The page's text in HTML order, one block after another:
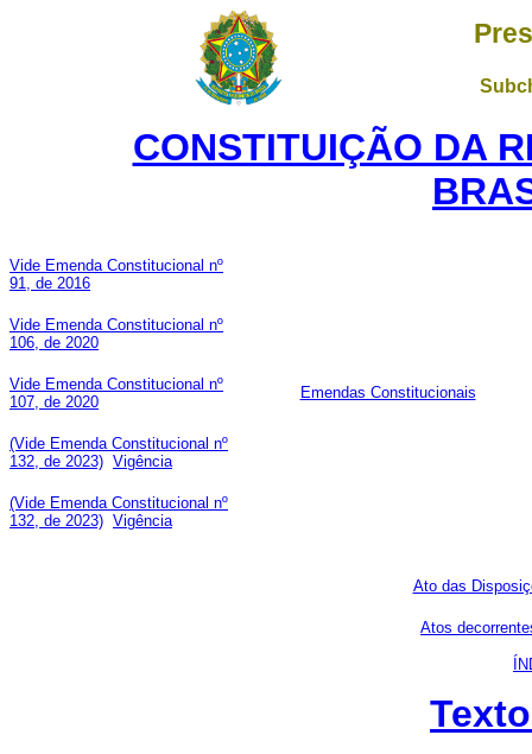
CONSTITUIÇÃO DA
Vide Emenda Constitucional nº
91, de 2016
Vide Emenda Constitucional nº
106, de 2020
Vide Emenda Constitucional nº
107, de 2020
(Vide Emenda Constitucional nº
132, de 2023) Vigência
(Vide Emenda Constitucional nº
132, de 2023) Vigência
Emendas Constitucionais
Ato das
Atos